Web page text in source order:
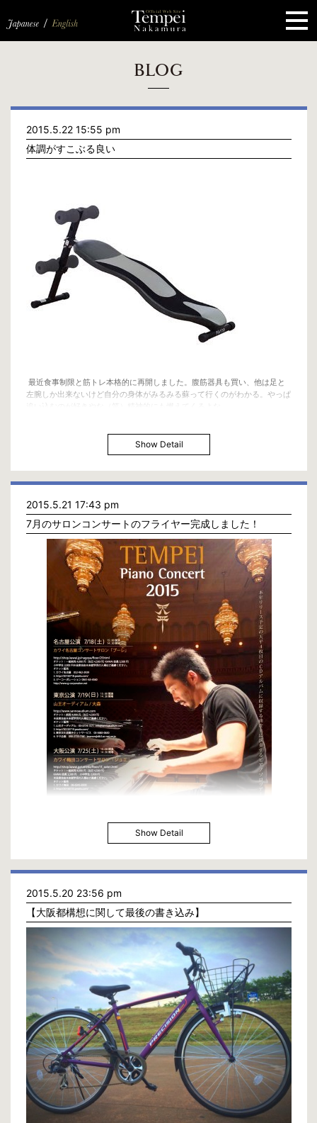
先
BLOG
2015.5.22 15:55 pm
体調がすこぶる良い
最近食事制限と筋トレ本格的に再開しました。腹筋器具も買い、他は足と
左腕しか出来ないけど自分の身体がみるみる蘇って行くのがわかる。やっぱ
Show Detail
2015.5.21 17:43 pm
7月のサロンコンサートのフライヤー完成しました！
7月のサロンコンサートのフライヤー完成しました！
7/18/3PM
名古屋, カワイ名古屋ホール
Ticket : 前売り¥4,000/当日¥4,500/小中学生¥2,000
http://20150718.peatix.com/view
事務所 : beth@bethcompany.com / 06-6462-4055
7/19/3PM
東京, 山王オーディアム
【Guest Violinist 長尾春花】
Ticket : 前売り¥4,000/当日¥4,500
http://20150719.peatix.com/view
事務所 : beth@bethcompany.com / 06-6462-4055
山王オーディアム : info@sannoaudium.com / 03-3774-1571
7/25/3PM
大阪, カワイ梅田ホール
Ticket : 前売り¥4,000/当日¥4,500/小中学生¥2,000
http://20150725.peatix.com/view
事務所 : beth@bethcompany.com / 06-6462-4055
7/26/3PM
京都府, NAMホール
Ticket : 前売り¥4,000/当日¥4,500
Show Detail
2015.5.20 23:56 pm
【大阪都構想に関して最後の書き込み】